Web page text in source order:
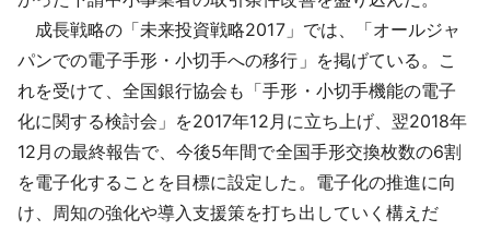
成長戦略の「未来投資戦略2017」では、「オールジャ
パンでの電子手形・小切手への移行」を掲げている。こ
れを受けて、全国銀行協会も「手形・小切手機能の電子
化に関する検討会」を2017年12月に立ち上げ、翌2018年
12月の最終報告で、今後5年間で全国手形交換枚数の6割
を電子化することを目標に設定した。電子化の推進に向
け、周知の強化や導入支援策を打ち出していく構えだ